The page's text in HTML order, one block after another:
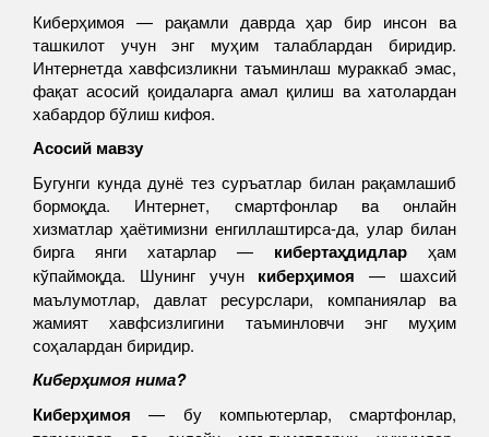
Киберҳимоя — рақамли даврда ҳар бир инсон ва
ташкилот учун энг муҳим талаблардан биридир.
Интернетда хавфсизликни таъминлаш мураккаб эмас,
фақат асосий қоидаларга амал қилиш ва хатолардан
хабардор бўлиш кифоя.
Асосий мавзу
Бугунги кунда дунё тез суръатлар билан рақамлашиб
бормоқда. Интернет, смартфонлар ва онлайн
хизматлар ҳаётимизни енгиллаштирса-да, улар билан
бирга янги хатарлар — кибертаҳдидлар ҳам
кўпаймоқда. Шунинг учун киберҳимоя — шахсий
маълумотлар, давлат ресурслари, компаниялар ва
жамият хавфсизлигини таъминловчи энг муҳим
соҳалардан биридир.
Киберҳимоя нима?
Киберҳимоя — бу компьютерлар, смартфонлар,